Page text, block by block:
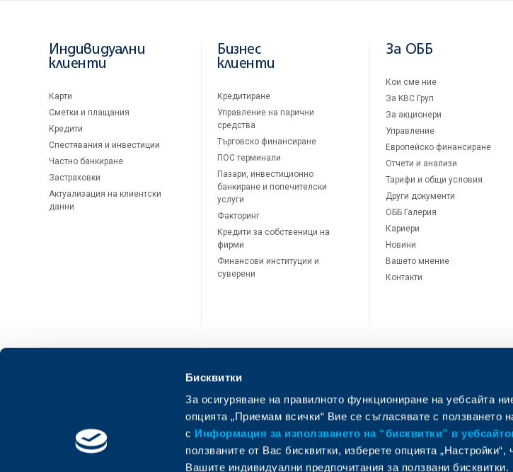
Бисквитки
За осигуряване на правилното функциониране на уебсайта
опцията „Приемам всички“ Вие се съгласявате с ползването
с Информация за използването на “бисквитки” в
ползваните от Вас бисквитки, изберете опцията
Вашите индивидуални предпочитания за ползвани бисквитки.
Индивидуални
клиенти
Карти
Сметки и плащания
Кредити
Спестявания и инвестиции
Частно банкиране
Застраховки
Актуализация на клиентски
данни
Бизнес
клиенти
Кредитиране
Управление на парични
средства
Търговско финансиране
ПОС терминали
Пазари, инвестиционно
банкиране и попечителски
услуги
Факторинг
Кредити за собственици на
фирми
Финансови институции и
суверени
За ОББ
Кои сме ние
За KBC Груп
За акционери
Управление
Европейско финансиране
Отчети и анализи
Тарифи и общи условия
Други документи
ОББ Галерия
Кариери
Новини
Вашето мнение
Контакти
ОББ Мобайл